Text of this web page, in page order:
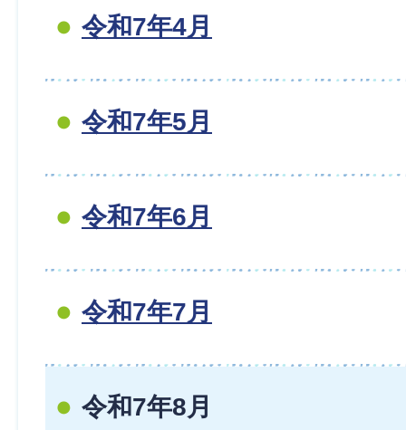
令和7年4月
令和7年5月
令和7年6月
令和7年7月
令和7年8月